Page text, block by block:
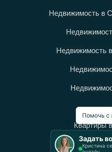
Недвижимость в
Недвижимость
Квартиры
Дома в
Помочь с
Задать
Кристина